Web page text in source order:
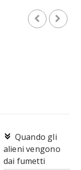
Quando gli
alieni vengono
dai fumetti